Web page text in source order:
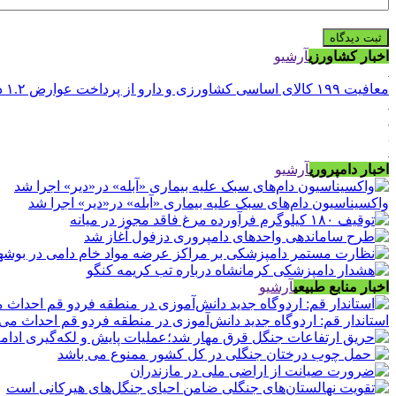
اخبار کشاورزیآرشیو
معافیت ۱۹۹ کالای اساسی کشاورزی و دارو از پرداخت عوارض ۱.۲ درصدی واردات
اخبار دامپروریآرشیو
واکسیناسیون دام‌های سبک علیه بیماری «آبله» در«دیر» اجرا شد
اخبار منابع طبیعیآرشیو
استاندار قم: اردوگاه جدید دانش‌آموزی در منطقه فردو قم احداث